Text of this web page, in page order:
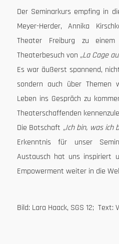
Der Seminarkurs empfing in
Meyer-Herder, Annika
Theater Freiburg zu
Theaterbesuch von „La Cage
Es war äußerst spannend,
sondern auch über Themen
Leben ins Gespräch zu
Theaterschaffenden
Die Botschaft „Ich bin, was ich
Erkenntnis für unser
Austausch hat uns inspiriert
Empowerment weiter in die
Bild: Lara Haack, SGS 12; Text: